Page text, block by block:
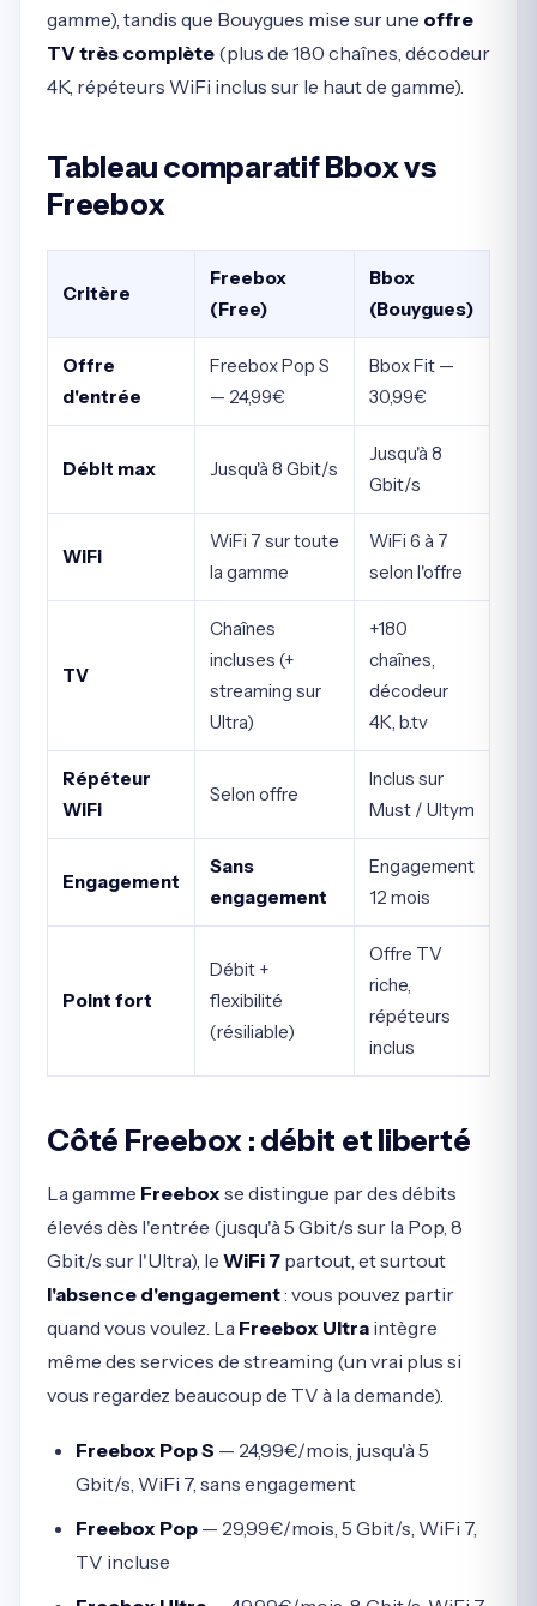
gamme), tandis que Bouygues mise sur une offre
TV très complète (plus de 180 chaînes, décodeur
4K, répéteurs WiFi inclus sur le haut de gamme).
Tableau comparatif Bbox vs
Freebox
Critère
Freebox
(Free)
Bbox
(Bouygues)
Offre
d'entrée
Freebox Pop S
— 24,99€
Bbox Fit —
30,99€
Débit max Jusqu'à 8 Gbit/s
Jusqu'à 8
Gbit/s
WiFi
WiFi 7 sur toute
la gamme
WiFi 6 à 7
selon l'offre
TV
Chaînes
incluses (+
streaming sur
Ultra)
+180
chaînes,
décodeur
4K, b.tv
Répéteur
WiFi
Selon offre
Inclus sur
Must / Ultym
Engagement
Sans
engagement
Engagement
12 mois
Point fort
Débit +
flexibilité
(résiliable)
Offre TV
riche,
répéteurs
inclus
Côté Freebox : débit et liberté
La gamme Freebox se distingue par des débits
élevés dès l'entrée (jusqu'à 5 Gbit/s sur la Pop, 8
Gbit/s sur l'Ultra), le WiFi 7 partout, et surtout
l'absence d'engagement: vous pouvez partir
quand vous voulez. La Freebox Ultra intègre
même des services de streaming (un vrai plus si
vous regardez beaucoup de TV à la demande).
Freebox Pop S — 24,99€/mois, jusqu'à 5
Gbit/s, WiFi 7, sans engagement
Freebox Pop — 29,99€/mois, 5 Gbit/s, WiFi 7,
TV incluse